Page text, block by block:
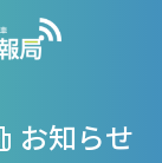
お知らせ